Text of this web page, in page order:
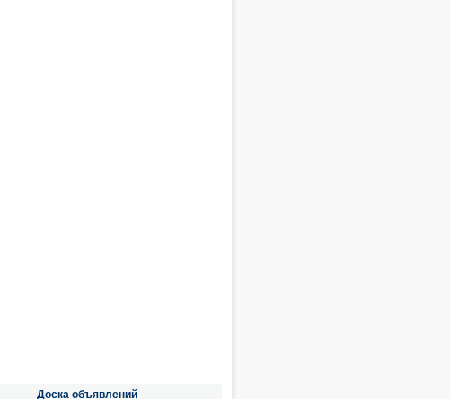
Доска объявлений